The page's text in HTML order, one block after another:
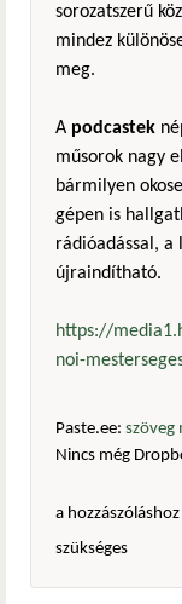
sorozatszerű
mindez
meg.
A podcastek
műsorok nagy
bármilyen
gépen is
rádióadással, a
újraindítható.
https://
noi-
Paste.ee: szöveg
Nincs még
a hozzászóláshoz
szükséges